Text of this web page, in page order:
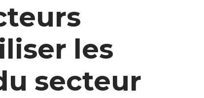
les
secteur